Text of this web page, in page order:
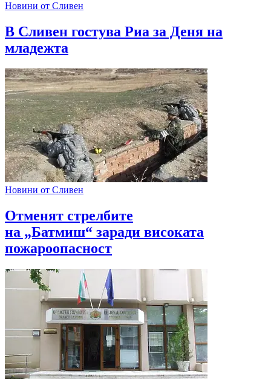
Новини от Сливен
В Сливен гостува Риа за Деня на
младежта
Новини от Сливен
Отменят стрелбите
на „Батмиш“ заради високата
пожароопасност